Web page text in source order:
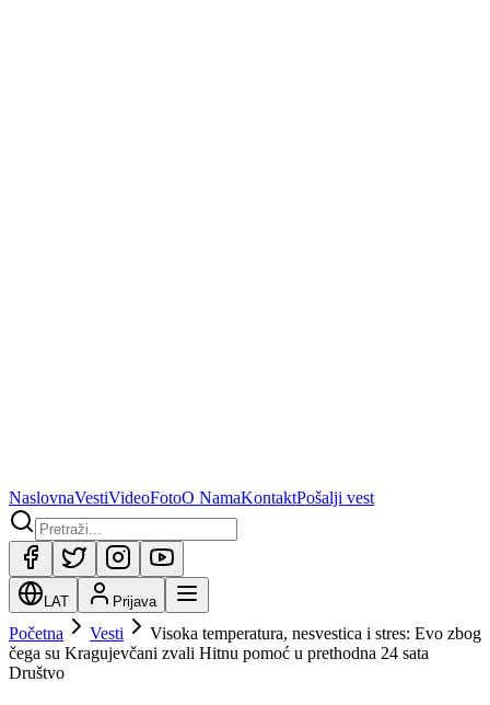
NaslovnaVestiVideoFotoO NamaKontaktPošalji vest
LAT Prijava
Početna Vesti
Visoka temperatura, nesvestica i stres: Evo zbog
čega su Kragujevčani zvali Hitnu pomoć u prethodna 24 sata
Društvo